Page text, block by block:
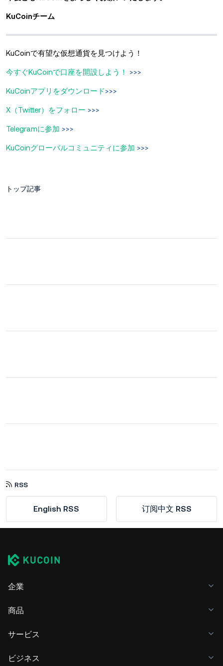
KuCoinチーム
KuCoinで有望な仮想通貨を見つけよう！
今すぐKuCoinで口座を開設しよう！ >>>
KuCoinアプリをダウンロード>>>
X（Twitter）をフォロー >>>
Telegramに参加 >>>
KuCoinグローバルコミュニティに参加 >>>
トップ記事
RSS
English RSS 订阅中文 RSS
企業
商品
サービス
ビジネス